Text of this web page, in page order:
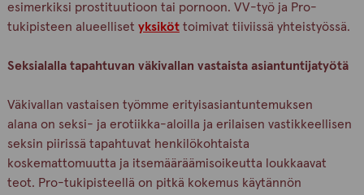
esimerkiksi prostituutioon tai pornoon. VV-työ ja Pro-
tukipisteen alueelliset yksiköttoimivat tiiviissä yhteistyössä.
Seksialalla tapahtuvan väkivallan vastaista asiantuntijatyötä
Väkivallan vastaisen työmme erityisasiantuntemuksen
alana on seksi- ja erotiikka-aloilla ja erilaisen vastikkeellisen
seksin piirissä tapahtuvat henkilökohtaista
koskemattomuutta ja itsemääräämisoikeutta loukkaavat
teot. Pro-tukipisteellä on pitkä kokemus käytännön